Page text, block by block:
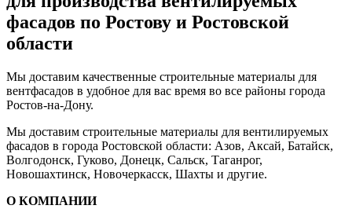
фасадов по Ростову и Ростовской
области
Мы доставим качественные строительные материалы для
вентфасадов в удобное для вас время во все районы города
Ростов-на-Дону.
Мы доставим строительные материалы для вентилируемых
фасадов в города Ростовской области: Азов, Аксай, Батайск,
Волгодонск, Гуково, Донецк, Сальск, Таганрог,
Новошахтинск, Новочеркасск, Шахты и другие.
О КОМПАНИИ